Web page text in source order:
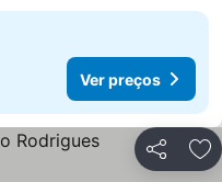
Ver preços
Partilhar